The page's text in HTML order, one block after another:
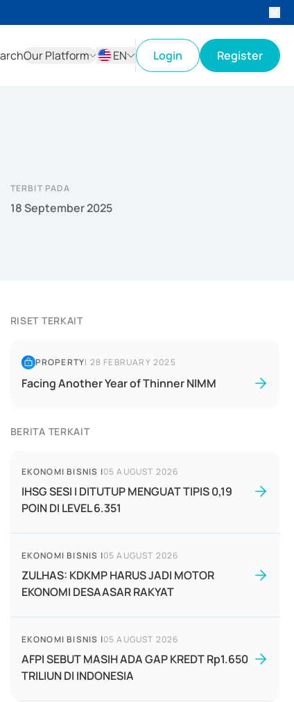
Our Platform
EN
Login Register
TERBIT PADA
18 September 2025
RISET TERKAIT
PROPERTY| 28 FEBRUARY 2025
Facing Another Year of Thinner NIMM
BERITA TERKAIT
EKONOMI BISNIS |05 AUGUST 2026
IHSG SESI I DITUTUP MENGUAT TIPIS 0,19
POIN DI LEVEL 6.351
EKONOMI BISNIS |05 AUGUST 2026
ZULHAS: KDKMP HARUS JADI MOTOR
EKONOMI DESAASAR RAKYAT
EKONOMI BISNIS |05 AUGUST 2026
AFPI SEBUT MASIH ADA GAP KREDT Rp1.650
TRILIUN DI INDONESIA